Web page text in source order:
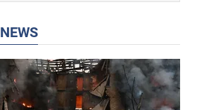
NEWS